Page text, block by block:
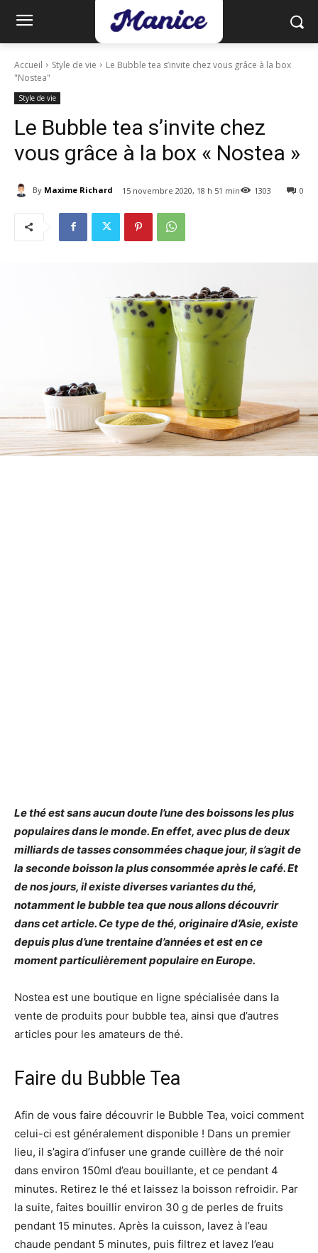
Accueil Style de vie
Le Bubble tea s’invite chez vous grâce à la box
"Nostea"
Style de vie
Le Bubble tea s’invite chez
vous grâce à la box « Nostea »
By Maxime Richard 15 novembre 2020, 18 h 51 min 0
1303
Le thé est sans aucun doute l’une des boissons les plus
populaires dans le monde. En effet, avec plus de deux
milliards de tasses consommées chaque jour, il s’agit de
la seconde boisson la plus consommée après le café. Et
de nos jours, il existe diverses variantes du thé,
notamment le bubble tea que nous allons découvrir
dans cet article. Ce type de thé, originaire d’Asie, existe
depuis plus d’une trentaine d’années et est en ce
moment particulièrement populaire en Europe.
Nostea est une boutique en ligne spécialisée dans la
vente de produits pour bubble tea, ainsi que d’autres
articles pour les amateurs de thé.
Faire du Bubble Tea
Afin de vous faire découvrir le Bubble Tea, voici comment
celui-ci est généralement disponible ! Dans un premier
lieu, il s’agira d’infuser une grande cuillère de thé noir
dans environ 150ml d’eau bouillante, et ce pendant 4
minutes. Retirez le thé et laissez la boisson refroidir. Par
la suite, faites bouillir environ 30 g de perles de fruits
pendant 15 minutes. Après la cuisson, lavez à l’eau
chaude pendant 5 minutes, puis filtrez et lavez l’eau